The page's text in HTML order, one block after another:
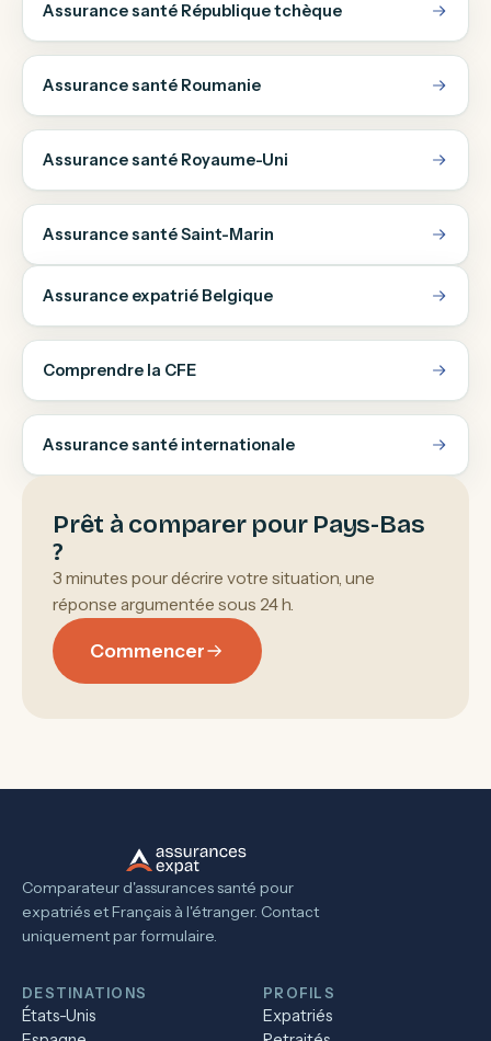
Assurance santé République tchèque
Assurance santé Roumanie
Assurance santé Royaume-Uni
Assurance santé Saint-Marin
Assurance expatrié Belgique
Comprendre la CFE
Assurance santé internationale
Prêt à comparer pour Pays-Bas
?
3 minutes pour décrire votre situation, une
réponse argumentée sous 24 h.
Commencer
Comparateur d'assurances santé pour
expatriés et Français à l'étranger. Contact
uniquement par formulaire.
DESTINATIONS
États-Unis
PROFILS
Expatriés